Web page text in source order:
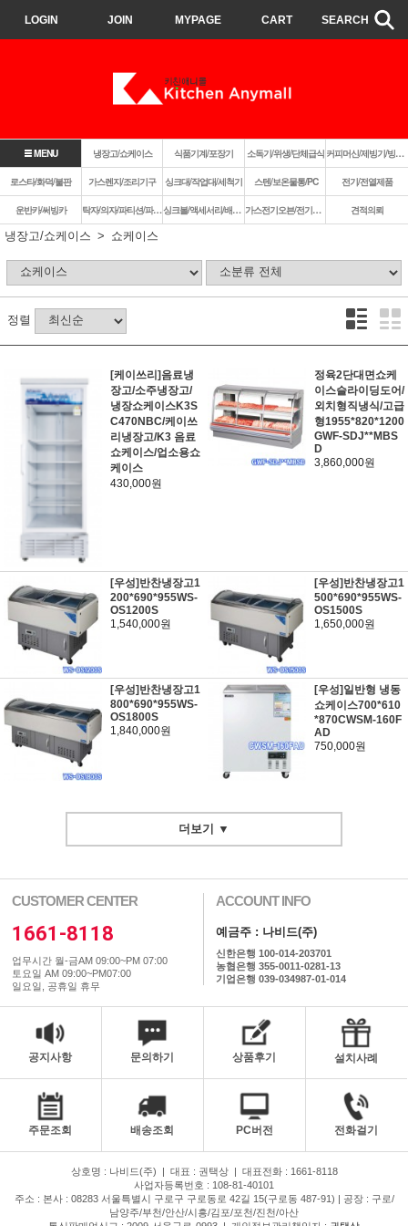
LOGIN JOIN MYPAGE CART SEARCH
MENU 냉장고/쇼케이스 식품기계/포장기 소독기/위생/단체급식 커피머신/제빙기/빙삭기
로스타/화덕/불판 가스렌지/조리기구 싱크대/작업대/세척기 스텐/보온물통/PC 전기/전열제품
운반카/써빙카 탁자/의자/파티션/파라솔 싱크볼/액세서리/배수구 가스전기오븐/전기렌지쿡탑/렌지후드
견적의뢰
냉장고/쇼케이스
쇼케이스
정렬
[케이쓰리]음료냉
장고/소주냉장고/
냉장쇼케이스K3S
C470NBC/케이쓰
리냉장고/K3 음료
쇼케이스/업소용쇼
케이스
430,000원
정육2단대면쇼케
이스슬라이딩도어/
외치형직냉식/고급
형1955*820*1200
GWF-SDJ**MBS
D
3,860,000원
[우성]반찬냉장고1
200*690*955WS-
OS1200S
1,540,000원
[우성]반찬냉장고1
500*690*955WS-
OS1500S
1,650,000원
[우성]반찬냉장고1
800*690*955WS-
OS1800S
1,840,000원
[우성]일반형 냉동
쇼케이스700*610
*870CWSM-160F
AD
750,000원
더보기 ▼
CUSTOMER CENTER
1661-8118
업무시간 월-금AM 09:00~PM 07:00
토요일 AM 09:00~PM07:00
일요일, 공휴일 휴무
ACCOUNT INFO
예금주 : 나비드(주)
신한은행 100-014-203701
농협은행 355-0011-0281-13
기업은행 039-034987-01-014
공지사항 문의하기 상품후기 설치사례
주문조회 배송조회 PC버전 전화걸기
상호명 : 나비드(주) | 대표 : 권택상 | 대표전화 : 1661-8118
사업자등록번호 : 108-81-40101
주소 : 본사 : 08283 서울특별시 구로구 구로동로 42길 15(구로동 487-91) | 공장 : 구로/
남양주/부천/안산/시흥/김포/포천/진천/아산